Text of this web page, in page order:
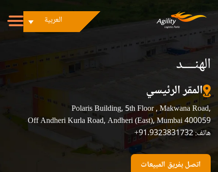
العربية
الهنــــد
المقر الرئيسي
Polaris Building, 5th Floor , Makwana Road,
Off Andheri Kurla Road, Andheri (East), Mumbai 400059
+91.9323831732 :هاتف
اتصل بفريق المبيعات